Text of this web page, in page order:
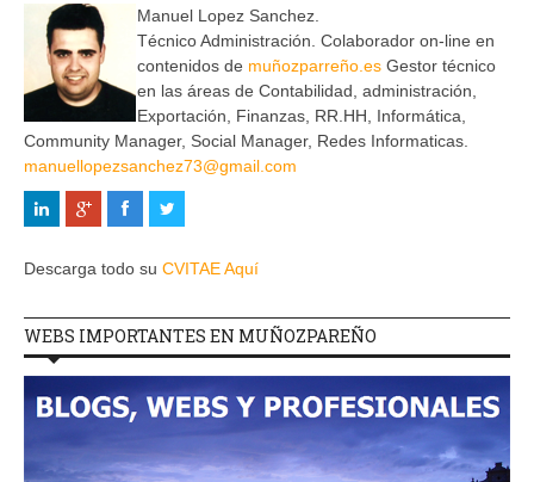
Manuel Lopez Sanchez.
Técnico Administración. Colaborador on-line en
contenidos de muñozparreño.es Gestor técnico
en las áreas de Contabilidad, administración,
Exportación, Finanzas, RR.HH, Informática,
Community Manager, Social Manager, Redes Informaticas.
manuellopezsanchez73@gmail.com
Descarga todo su CVITAE Aquí
WEBS IMPORTANTES EN MUÑOZPAREÑO